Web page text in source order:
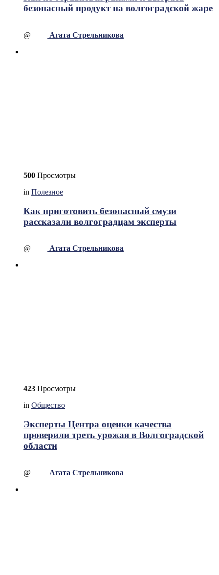
безопасный продукт на волгоградской жаре
@ Агата Стрельникова
500 Просмотры
in Полезное
Как приготовить безопасный смузи
рассказали волгоградцам эксперты
@ Агата Стрельникова
423 Просмотры
in Общество
Эксперты Центра оценки качества
проверили треть урожая в Волгоградской
области
@ Агата Стрельникова